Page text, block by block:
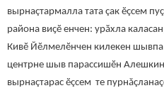
вырнаçтармалла тата çак ӗçсем
района виҫӗ енчен: урӑхла
Кивӗ Йӗлмелӗнчен килекен шывпа
центрне шыв парассишӗн
вырнаçтарас ӗçсем те